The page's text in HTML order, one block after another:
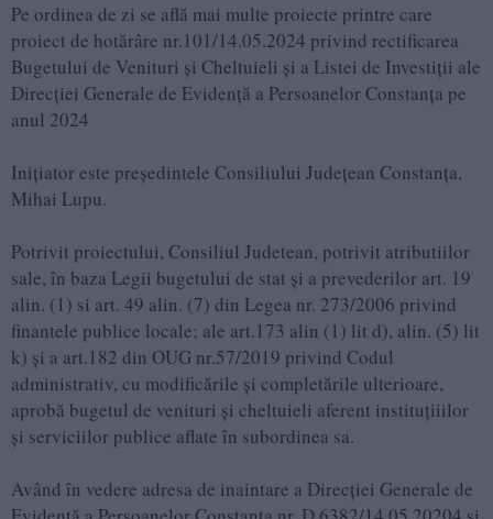
Pe ordinea de zi se află mai multe proiecte printre care
proiect de hotărâre nr.101/14.05.2024 privind rectificarea
Bugetului de Venituri și Cheltuieli și a Listei de Investiții ale
Direcției Generale de Evidență a Persoanelor Constanța pe
anul 2024
Inițiator este președintele Consiliului Județean Constanța,
Mihai Lupu.
Potrivit proiectului, Consiliul Judetean, potrivit atributiilor
sale, în baza Legii bugetului de stat şi a prevederilor art. 19
alin. (1) si art. 49 alin. (7) din Legea nr. 273/2006 privind
finantele publice locale; ale art.173 alin (1) lit d), alin. (5) lit
k) şi a art.182 din OUG nr.57/2019 privind Codul
administrativ, cu modificările şi completările ulterioare,
aprobă bugetul de venituri şi cheltuieli aferent instituțiiilor
şi serviciilor publice aflate în subordinea sa.
Având în vedere adresa de inaintare a Direcției Generale de